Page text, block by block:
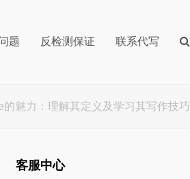
题 反检测保证 联系代写
魅力：理解其定义及学习其写作技巧
客服中心